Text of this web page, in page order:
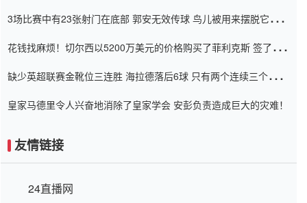
3场比赛中有23张射门在底部 郭安无效传球 鸟儿被用来摆脱它
花钱找麻烦！切尔西以5200万美元的价格购买了菲利克斯 签了7年
缺少英超联赛金靴位三连胜 海拉德落后6球 只有两个连续三个连续
皇家马德里令人兴奋地消除了皇家学会 安彭负责造成巨大的灾难！
友情链接
24直播网